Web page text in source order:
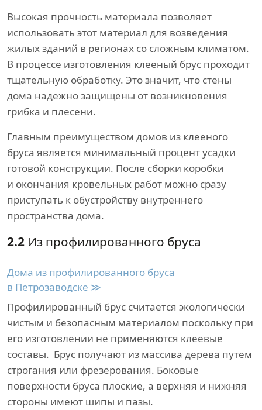
Высокая прочность материала позволяет
использовать этот материал для возведения
жилых зданий в регионах со сложным климатом.
В процессе изготовления клееный брус проходит
тщательную обработку. Это значит, что стены
дома надежно защищены от возникновения
грибка и плесени.
Главным преимуществом домов из клееного
бруса является минимальный процент усадки
готовой конструкции. После сборки коробки
и окончания кровельных работ можно сразу
приступать к обустройству внутреннего
пространства дома.
2.2 Из профилированного бруса
Дома из профилированного бруса
в Петрозаводске ≫
Профилированный брус считается экологически
чистым и безопасным материалом поскольку при
его изготовлении не применяются клеевые
составы. Брус получают из массива дерева путем
строгания или фрезерования. Боковые
поверхности бруса плоские, а верхняя и нижняя
стороны имеют шипы и пазы.